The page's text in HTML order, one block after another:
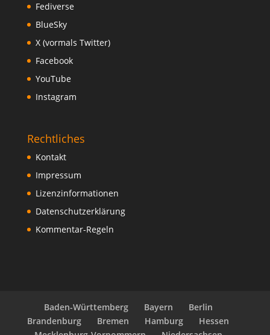
Fediverse
BlueSky
X (vormals Twitter)
Facebook
YouTube
Instagram
Rechtliches
Kontakt
Impressum
Lizenzinformationen
Datenschutzerklärung
Kommentar-Regeln
Baden-Württemberg Bayern
Berlin
Brandenburg
Bremen Hamburg
Hessen